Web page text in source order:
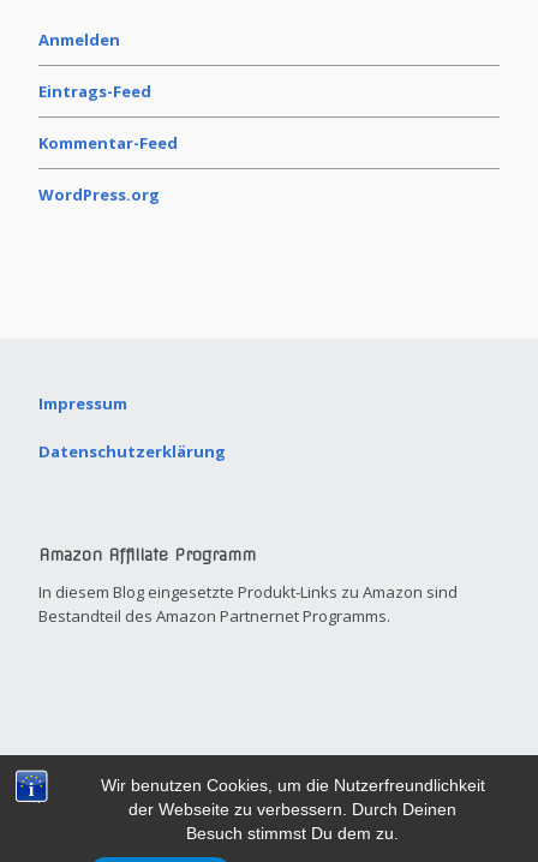
Wir benutzen Cookies, um die Nutzerfreundlichkeit
der Webseite zu verbessern. Durch Deinen
Besuch stimmst Du dem zu.
Anmelden
Eintrags-Feed
Kommentar-Feed
WordPress.org
Impressum
Datenschutzerklärung
Amazon Affiliate Programm
In diesem Blog eingesetzte Produkt-Links zu Amazon sind
Bestandteil des Amazon Partnernet Programms.